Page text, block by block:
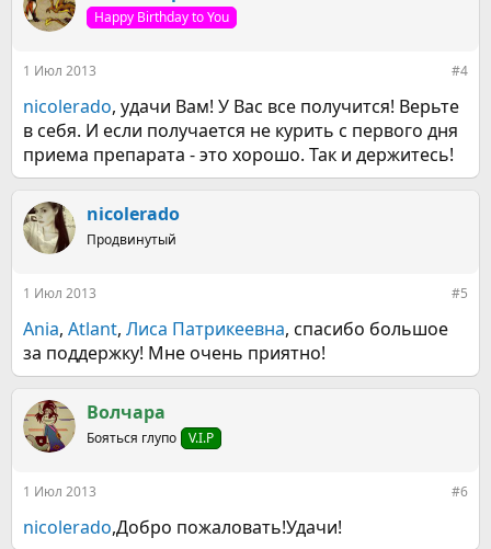
Happy Birthday to You
1 Июл 2013 #4
nicolerado, удачи Вам! У Вас все получится! Верьте
в себя. И если получается не курить с первого дня
приема препарата - это хорошо. Так и держитесь!
nicolerado
Продвинутый
1 Июл 2013 #5
Ania, Atlant, Лиса Патрикеевна, спасибо большое
за поддержку! Мне очень приятно!
Волчара
Бояться глупо V.I.P
1 Июл 2013 #6
nicolerado,Добро пожаловать!Удачи!